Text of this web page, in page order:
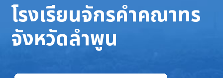
โรงเรียนจักรคำคณาทร
จังหวัดลำพูน